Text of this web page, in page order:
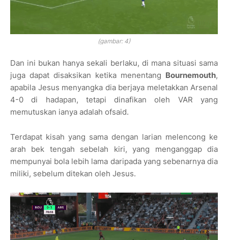
(gambar: 4)
Dan ini bukan hanya sekali berlaku, di mana situasi sama
juga dapat disaksikan ketika menentang Bournemouth,
apabila Jesus menyangka dia berjaya meletakkan Arsenal
4-0 di hadapan, tetapi dinafikan oleh VAR yang
memutuskan ianya adalah ofsaid.
Terdapat kisah yang sama dengan larian melencong ke
arah bek tengah sebelah kiri, yang menganggap dia
mempunyai bola lebih lama daripada yang sebenarnya dia
miliki, sebelum ditekan oleh Jesus.